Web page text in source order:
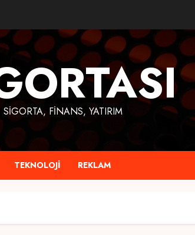
SIGORTA, FINANS, YATIRIM
TEKNOLOJI REKLAM